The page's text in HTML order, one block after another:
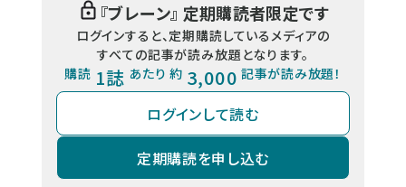
『ブレーン』 定期購読者限定です
ログインすると、定期購読しているメディアの
すべての記事が読み放題となります。
購読 1誌 あたり 約 3,000 記事が読み放題！
ログインして読む
定期購読を申し込む